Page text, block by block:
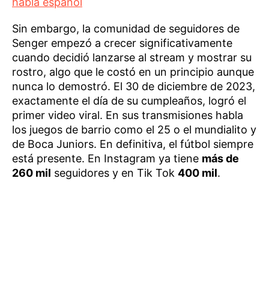
Sin embargo, la comunidad de seguidores de
Senger empezó a crecer significativamente
cuando decidió lanzarse al stream y mostrar su
rostro, algo que le costó en un principio aunque
nunca lo demostró. El 30 de diciembre de 2023,
exactamente el día de su cumpleaños, logró el
primer video viral. En sus transmisiones habla
los juegos de barrio como el 25 o el mundialito y
de Boca Juniors. En definitiva, el fútbol siempre
está presente. En Instagram ya tiene más de
260 mil seguidores y en Tik Tok 400 mil.